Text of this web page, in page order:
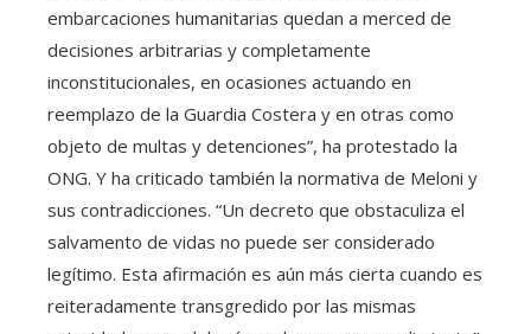
embarcaciones humanitarias quedan a merced de
decisiones arbitrarias y completamente
inconstitucionales, en ocasiones actuando en
reemplazo de la Guardia Costera y en otras como
objeto de multas y detenciones”, ha protestado la
ONG. Y ha criticado también la normativa de Meloni y
sus contradicciones. “Un decreto que obstaculiza el
salvamento de vidas no puede ser considerado
legítimo. Esta afirmación es aún más cierta cuando es
reiteradamente transgredido por las mismas